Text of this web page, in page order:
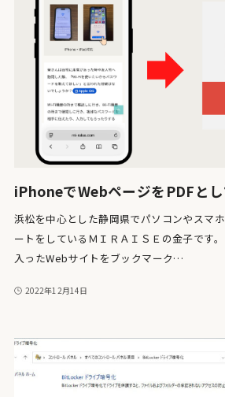
iPhoneでWebページをPDFと
浜松を中心とした静岡県でパソコンやスマ
ートをしているＭＩＲＡＩＳＥの金子です
入ったWebサイトをブックマーク…
2022年12月14日